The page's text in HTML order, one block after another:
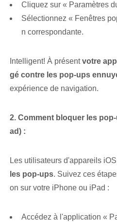
Cliquez sur « Paramètres
Sélectionnez « Fenêtres
n correspondante.
Intelligent! À présentvotre
gé contre les pop-ups
expérience de navigation.
2. Comment bloquer les
ad) :
Les utilisateurs d'appareils
les pop-ups. Suivez ces
on sur votre iPhone ou iPad :
Accédez à l'application «